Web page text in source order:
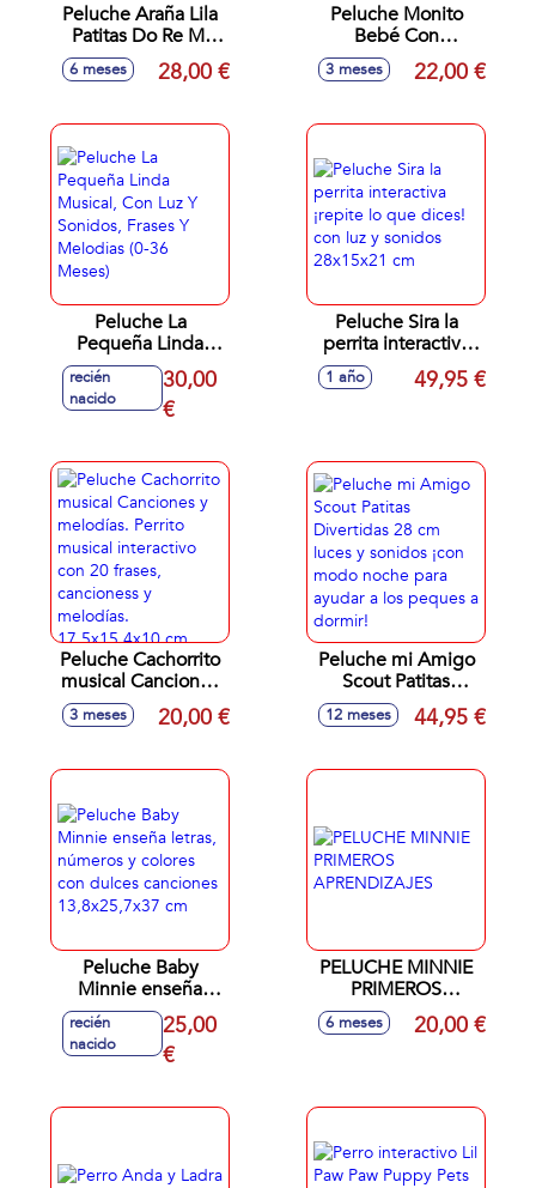
Peluche Araña Lila
Patitas Do Re Mi
Con Luz Y Sonido
Colores Y Formas
6 meses 28,00 €
Peluche Monito
Bebé Con
Mordedor Luz Y
Sonido (3-24
3 meses 22,00 €
Peluche La
Pequeña Linda
Musical, Con Luz Y
Sonidos, Frases Y
Melodias (0-36
recién
nacido
30,00
€
Peluche Sira la
perrita interactiva
¡repite lo que
dices! con luz y
1 año 49,95 €
Peluche Cachorrito
musical Canciones
y melodías. Perrito
musical interactivo
cancioness y
17,5x15,4x10 cm
3 meses 20,00 €
Peluche mi Amigo
Scout Patitas
Divertidas 28 cm
luces y sonidos
para ayudar a los
12 meses 44,95 €
Peluche Baby
Minnie enseña
letras, números y
colores con dulces
canciones
recién
nacido
25,00
€
PELUCHE MINNIE
PRIMEROS
APRENDIZAJES
6 meses 20,00 €